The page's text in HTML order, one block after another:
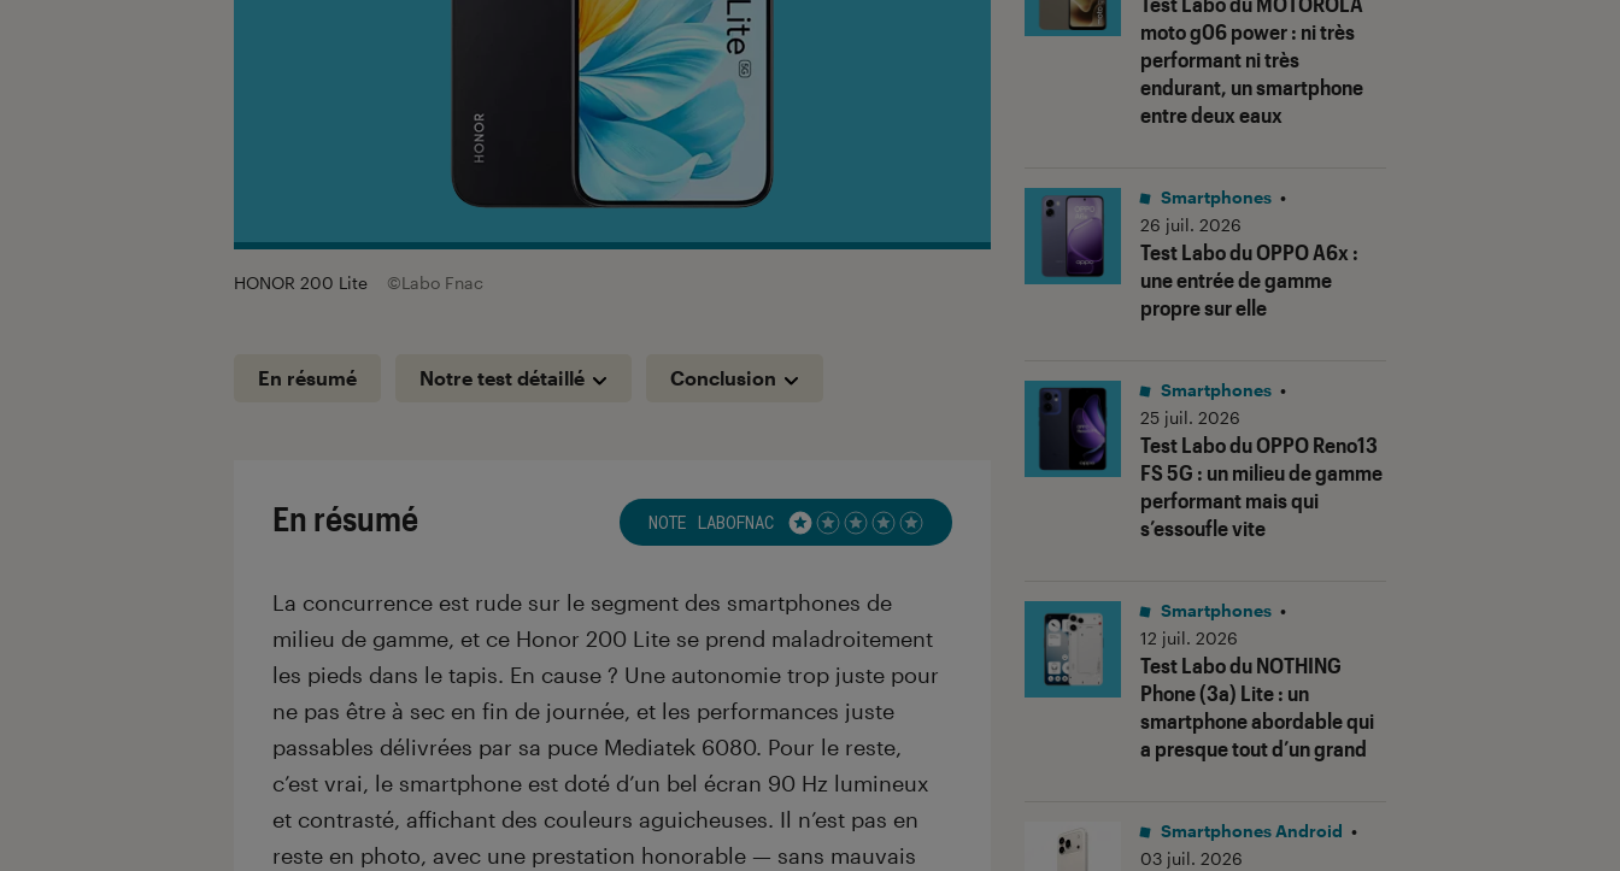
HONOR 200 Lite ©Labo Fnac
En résumé Notre test détaillé Conclusion
En résumé NOTE LABOFNAC Noté 1 étoiles sur 5
La concurrence est rude sur le segment des smartphones de
milieu de gamme, et ce Honor 200 Lite se prend maladroitement
les pieds dans le tapis. En cause ? Une autonomie trop juste pour
ne pas être à sec en fin de journée, et les performances juste
passables délivrées par sa puce Mediatek 6080. Pour le reste,
c’est vrai, le smartphone est doté d’un bel écran 90 Hz lumineux
et contrasté, affichant des couleurs aguicheuses. Il n’est pas en
reste en photo, avec une prestation honorable — sans mauvais
moto g06 power : ni très
performant ni très
endurant, un smartphone
entre deux eaux
Test Labo du OPPO A6x :
une entrée de gamme
propre sur elle
Smartphones •
26 juil. 2026
Test Labo du OPPO Reno13
FS 5G : un milieu de gamme
performant mais qui
s’essoufle vite
Smartphones •
25 juil. 2026
Test Labo du NOTHING
Phone (3a) Lite : un
smartphone abordable qui
a presque tout d’un grand
Smartphones •
12 juil. 2026
Smartphones Android •
03 juil. 2026